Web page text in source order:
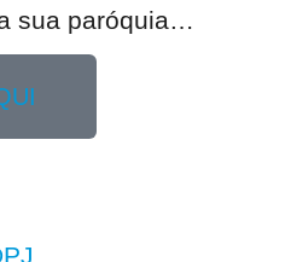
sua paróquia…